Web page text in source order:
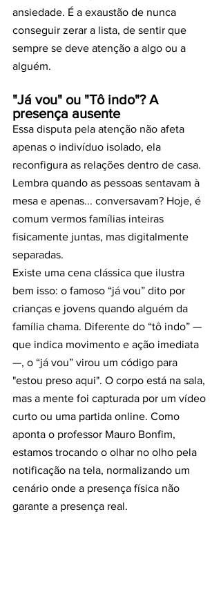
ansiedade. É a exaustão de nunca
conseguir zerar a lista, de sentir que
sempre se deve atenção a algo ou a
alguém.
"Já vou" ou "Tô indo"? A
presença ausente
Essa disputa pela atenção não afeta
apenas o indivíduo isolado, ela
reconfigura as relações dentro de casa.
Lembra quando as pessoas sentavam à
mesa e apenas... conversavam? Hoje, é
comum vermos famílias inteiras
fisicamente juntas, mas digitalmente
separadas.
Existe uma cena clássica que ilustra
bem isso: o famoso “já vou” dito por
crianças e jovens quando alguém da
família chama. Diferente do “tô indo” —
que indica movimento e ação imediata
—, o “já vou” virou um código para
"estou preso aqui". O corpo está na sala,
mas a mente foi capturada por um vídeo
curto ou uma partida online. Como
aponta o professor Mauro Bonfim,
estamos trocando o olhar no olho pela
notificação na tela, normalizando um
cenário onde a presença física não
garante a presença real.